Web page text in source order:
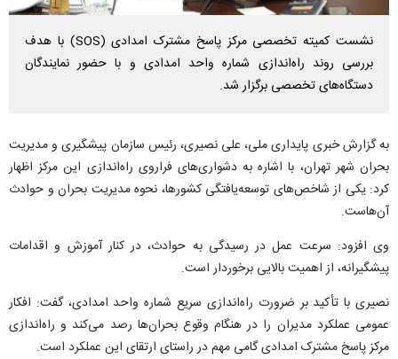
نشست کمیته تخصصی مرکز پاسخ مشترک امدادی (SOS) با هدف
بررسی روند راه‌اندازی شماره واحد امدادی و با حضور نمایندگان
دستگاه‌های تخصصی برگزار شد.
به گزارش خبری پایداری ملی، علی نصیری، رئیس سازمان پیشگیری و مدیریت
بحران شهر تهران، با اشاره به دشواری‌های فراروی راه‌اندازی این مرکز اظهار
کرد: یکی از شاخص‌های توسعه‌یافتگی کشورها، نحوه مدیریت بحران و حوادث
آن‌هاست.
وی افزود: سرعت عمل در رسیدگی به حوادث، در کنار آموزش و اقدامات
پیشگیرانه، از اهمیت بالایی برخوردار است.
نصیری با تأکید بر ضرورت راه‌اندازی سریع شماره واحد امدادی، گفت: افکار
عمومی عملکرد مدیران را در هنگام وقوع بحران‌ها رصد می‌کند و راه‌اندازی
مرکز پاسخ مشترک امدادی گامی مهم در راستای ارتقای این عملکرد است.